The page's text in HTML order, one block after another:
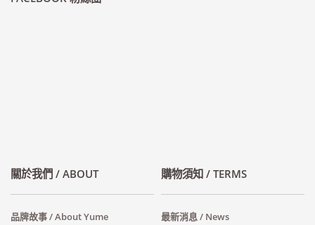
關於我們 / ABOUT
品牌故事 / About Yume
購物須知 / TERMS
最新消息 / News